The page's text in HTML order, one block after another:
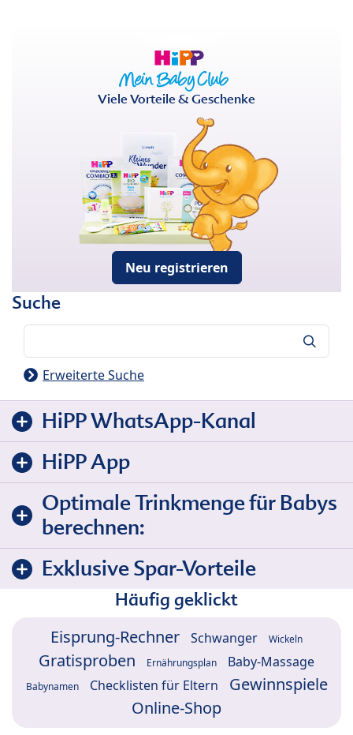
Viele Vorteile & Geschenke
Neu registrieren
Suche
Erweiterte Suche
HiPP WhatsApp-Kanal
HiPP App
Optimale Trinkmenge für Babys
berechnen:
Exklusive Spar-Vorteile
Häufig geklickt
Eisprung-Rechner Schwanger Wickeln
Gratisproben Ernährungsplan Baby-Massage
Babynamen Checklisten für Eltern
Gewinnspiele
Online-Shop